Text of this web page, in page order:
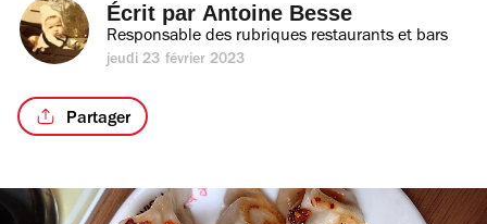
Écrit par Antoine Besse
Responsable des rubriques restaurants et bars
jeudi 23 février 2023
Partager